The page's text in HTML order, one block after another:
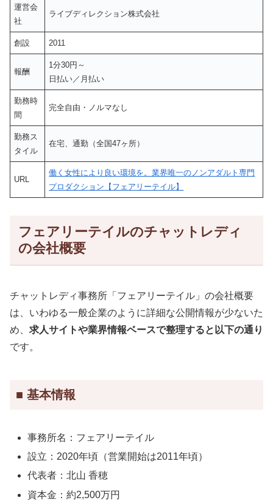
運営会
社
ライブディレクション株式会社
創設 2011
報酬
1分30円～
日払い／月払い
勤務時
間
完全自由・ノルマなし
勤務ス
タイル
在宅、通勤（全国47ヶ所）
URL
働く女性により良い環境を。業界唯一のノンアダルト専門
プロダクション【フェアリーテイル】
フェアリーテイルのチャットレディ
の会社概要
チャットレディ事務所「フェアリーテイル」の会社概要
は、いわゆる一般企業のように詳細な公開情報が少ないた
め、 求人サイトや業界情報ベースで整理すると以下の通り
です。
■ 基本情報
事務所名：フェアリーテイル
設立：2020年頃（営業開始は2011年頃）
代表者：北山 香穂
資本金：約2,500万円